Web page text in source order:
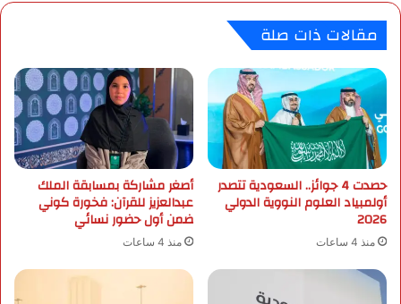
ا
ل
م
ي
ة
م
ع
ل
ك
ض
ي
.
ط
و
ة
ت
ك
ف
ح
مقالات ذات صلة
حصدت 4 جوائز.. السعودية تتصدر
أولمبياد العلوم النووية الدولي
2026
منذ 4 ساعات
أصغر مشاركة بمسابقة الملك
عبدالعزيز للقرآن: فخورة كوني
ضمن أول حضور نسائي
منذ 4 ساعات